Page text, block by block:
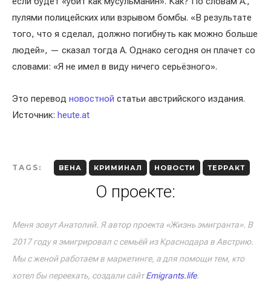
пулями полицейских или взрывом бомбы. «В результате
того, что я сделал, должно погибнуть как можно больше
людей», — сказал тогда А. Однако сегодня он плачет со
словами: «Я не имел в виду ничего серьёзного».
Это перевод новостной статьи австрийского издания.
Источник: heute.at
TAGS: ВЕНА КРИМИНАЛ НОВОСТИ ТЕРРАКТ
О проекте:
Меня зовут Анатолий. Я автор проекта «Жизнь эмигранта». В
2017 году я эмигрировал с семьёй из Краснодара в Австрию.
Мы с женой работаем в маркетинге, а для помощи тем, кто
хотел бы переехать, создали сайтEmigrants.life.